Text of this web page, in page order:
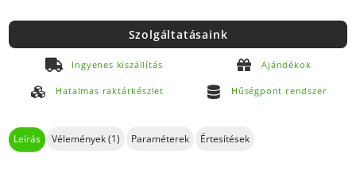
Szolgáltatásaink
Ingyenes kiszállítás Ajándékok
Hatalmas raktárkészlet Hűségpont rendszer
Leírás Vélemények (1) Paraméterek Értesítések